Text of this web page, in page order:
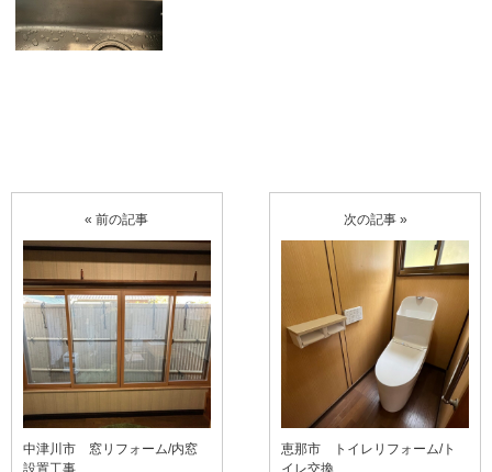
« 前の記事
中津川市 窓リフォーム/内窓
設置工事
次の記事 »
恵那市 トイレリフォーム/ト
イレ交換